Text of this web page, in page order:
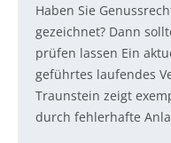
Haben Sie
gezeichnet? Dann
prüfen lassen Ein
geführtes laufendes
Traunstein zeigt
durch fehlerhafte